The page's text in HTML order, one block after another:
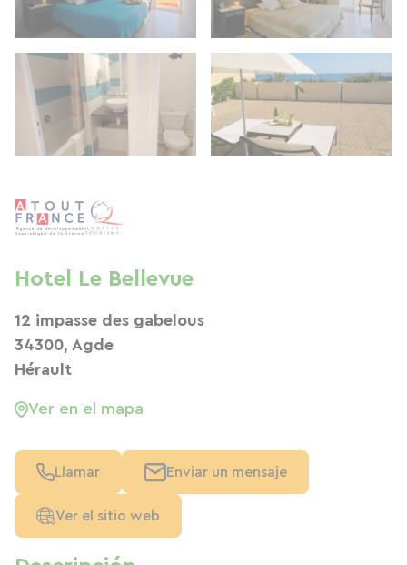
Hotel Le Bellevue
12 impasse des gabelous
34300, Agde
Hérault
Ver en el mapa
Llamar Enviar un mensaje
Ver el sitio web